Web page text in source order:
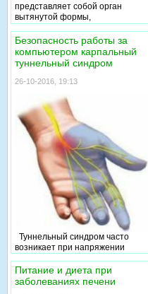
представляет собой орган
вытянутой формы,
расположенный сверху задней
стенки брюшной полости. Он
состоит из ткани, которая
представлена связанными
мелкими протоками,
помогающими выводить в
панкреатический сок.
Безопасность работы за
компьютером карпальный
туннельный синдром
26-10-2016, 19:13
Туннельный синдром часто
возникает при напряжении
вызывают сдавливание нерва в
туннеле (нервном канале).
Питание и диета при
заболеваниях печени